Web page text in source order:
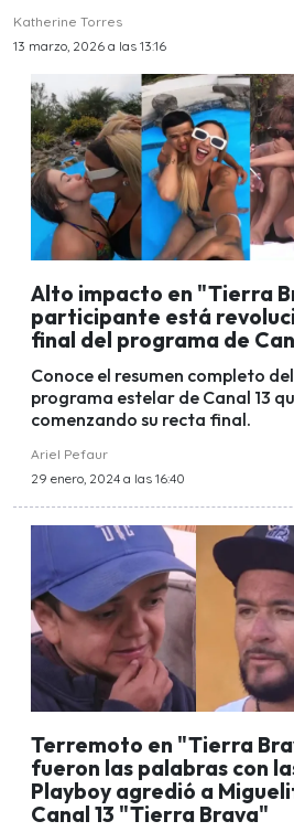
Katherine Torres
13 marzo, 2026 a las 13:16
Alto impacto en "Tierra
participante está
final del programa de
Conoce el resumen completo
programa estelar de Canal 13
comenzando su recta final.
Ariel Pefaur
29 enero, 2024 a las 16:40
Terremoto en "Tierra
fueron las palabras con
Playboy agredió a
Canal 13 "Tierra Brava"